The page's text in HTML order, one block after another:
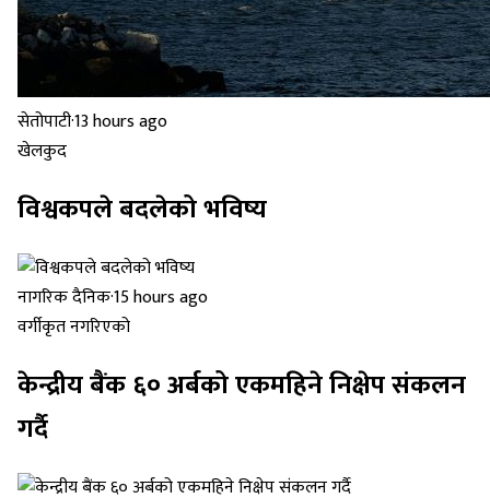
सेतोपाटी·13 hours ago
खेलकुद
विश्वकपले बदलेको भविष्य
नागरिक दैनिक·15 hours ago
वर्गीकृत नगरिएको
केन्द्रीय बैंक ६० अर्बको एकमहिने निक्षेप संकलन
गर्दै